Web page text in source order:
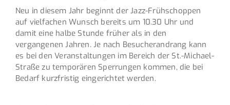
Neu in diesem Jahr beginnt der Jazz-Frühschoppen
auf vielfachen Wunsch bereits um 10.30 Uhr und
damit eine halbe Stunde früher als in den
vergangenen Jahren. Je nach Besucherandrang kann
es bei den Veranstaltungen im Bereich der St.-Michael-
Straße zu temporären Sperrungen kommen, die bei
Bedarf kurzfristig eingerichtet werden.